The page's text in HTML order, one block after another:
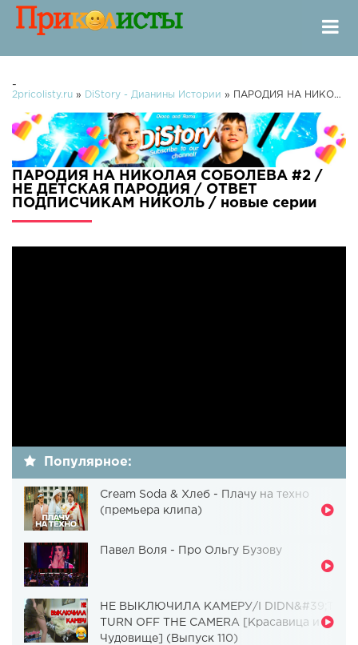
-
2pricolisty.ru » DiStory - Дианины Истории » ПАРОДИЯ НА НИКОЛАЯ СОБОЛЕВА #2 / НЕ ДЕТСКАЯ ПАРОДИЯ / ОТВЕТ ПОДПИСЧИКАМ НИКОЛЬ /
ПАРОДИЯ НА НИКОЛАЯ СОБОЛЕВА #2 /
НЕ ДЕТСКАЯ ПАРОДИЯ / ОТВЕТ
ПОДПИСЧИКАМ НИКОЛЬ / новые серии
Популярное:
Cream Soda & Хлеб - Плачу на техно
(премьера клипа)
Павел Воля - Про Ольгу Бузову
НЕ ВЫКЛЮЧИЛА КАМЕРУ/I DIDN&#39;T
TURN OFF THE CAMERA [Красавица и
Чудовище] (Выпуск 110)